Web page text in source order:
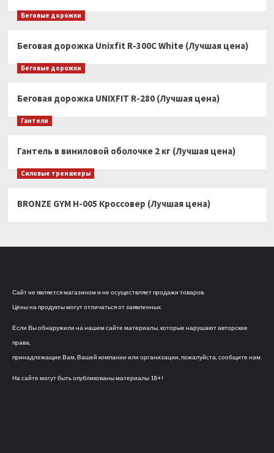
Беговые дорожки
Беговая дорожка Unixfit R-300C White (Лучшая цена)
Беговые дорожки
Беговая дорожка UNIXFIT R-280 (Лучшая цена)
Гантели
Гантель в виниловой оболочке 2 кг (Лучшая цена)
Силовые тренажеры
BRONZE GYM H-005 Кроссовер (Лучшая цена)
Сайт не является магазином и не осуществляет продажи товаров.
Цены на продукты могут отличаться от заявленных.
Если Вы обнаружили на нашем сайте материалы, которые нарушают авторские
права,
принадлежащие Вам, Вашей компании или организации, пожалуйста, сообщите нам.
На сайте могут быть опубликованы материалы 18+!